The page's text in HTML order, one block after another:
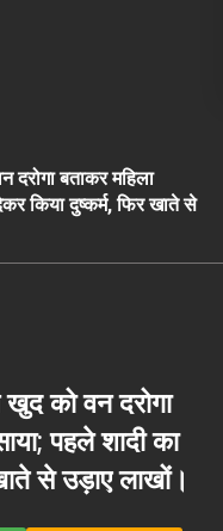
दरोगा बताकर महिला
किया दुष्कर्म, फिर खाते से
खुद को वन दरोगा
पहले शादी का
से उड़ाए लाखों।